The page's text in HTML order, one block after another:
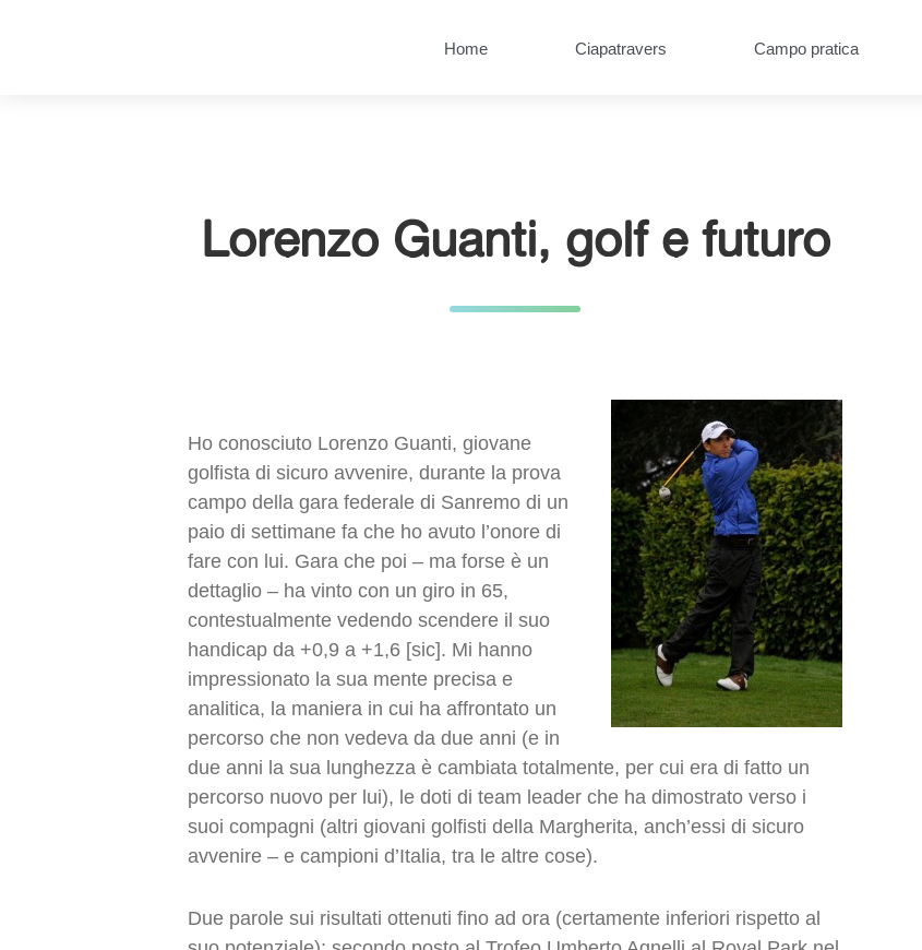
Home Ciapatravers Campo pratica
Lorenzo Guanti, golf e futuro
Ho conosciuto Lorenzo Guanti, giovane
golfista di sicuro avvenire, durante la prova
campo della gara federale di Sanremo di un
paio di settimane fa che ho avuto l’onore di
fare con lui. Gara che poi – ma forse è un
dettaglio – ha vinto con un giro in 65,
contestualmente vedendo scendere il suo
handicap da +0,9 a +1,6 [sic]. Mi hanno
impressionato la sua mente precisa e
analitica, la maniera in cui ha affrontato un
percorso che non vedeva da due anni (e in
due anni la sua lunghezza è cambiata totalmente, per cui era di fatto un
percorso nuovo per lui), le doti di team leader che ha dimostrato verso i
suoi compagni (altri giovani golfisti della Margherita, anch’essi di sicuro
avvenire – e campioni d’Italia, tra le altre cose).
Due parole sui risultati ottenuti fino ad ora (certamente inferiori rispetto al